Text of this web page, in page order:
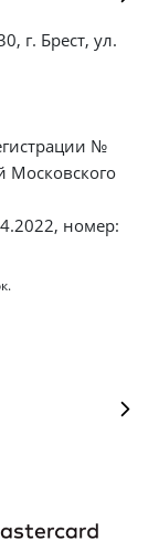
г. Брест, ул.
№
Московского
номер: